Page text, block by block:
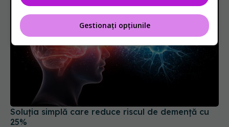
Soluția simplă care reduce riscul de demență cu
25%
05 apr 2026, 17:00
Gestionați opțiunile